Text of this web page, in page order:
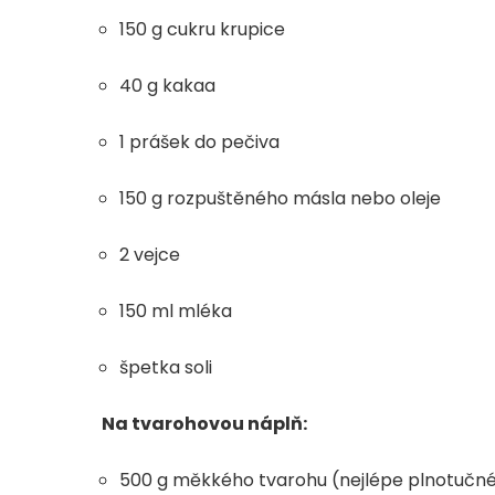
150 g cukru krupice
40 g kakaa
1 prášek do pečiva
150 g rozpuštěného másla nebo oleje
2 vejce
150 ml mléka
špetka soli
Na tvarohovou náplň:
500 g měkkého tvarohu (nejlépe